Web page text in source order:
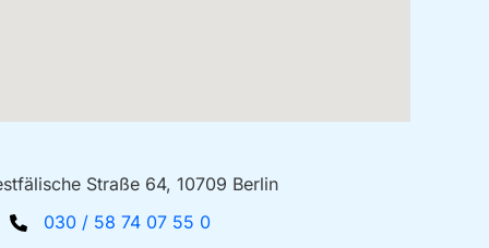
Straße 64, 10709 Berlin
030 / 58 74 07 55 0